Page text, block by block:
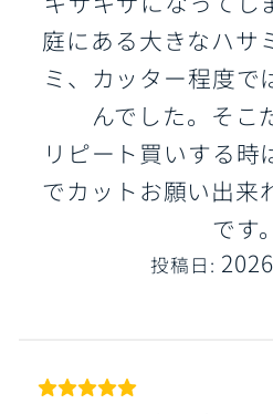
庭にある大きなハサ
ミ、カッター程度で
んでした。そこ
リピート買いする時
でカットお願い出来
です。
投稿日: